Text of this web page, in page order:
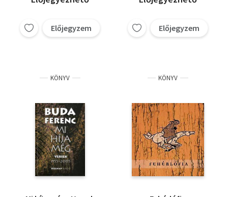
Előjegyzem Előjegyzem
KÖNYV KÖNYV